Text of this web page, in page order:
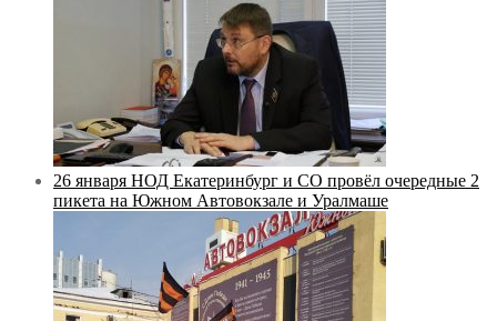
26 января НОД Екатеринбург и СО провёл очередные 2
пикета на Южном Автовокзале и Уралмаше